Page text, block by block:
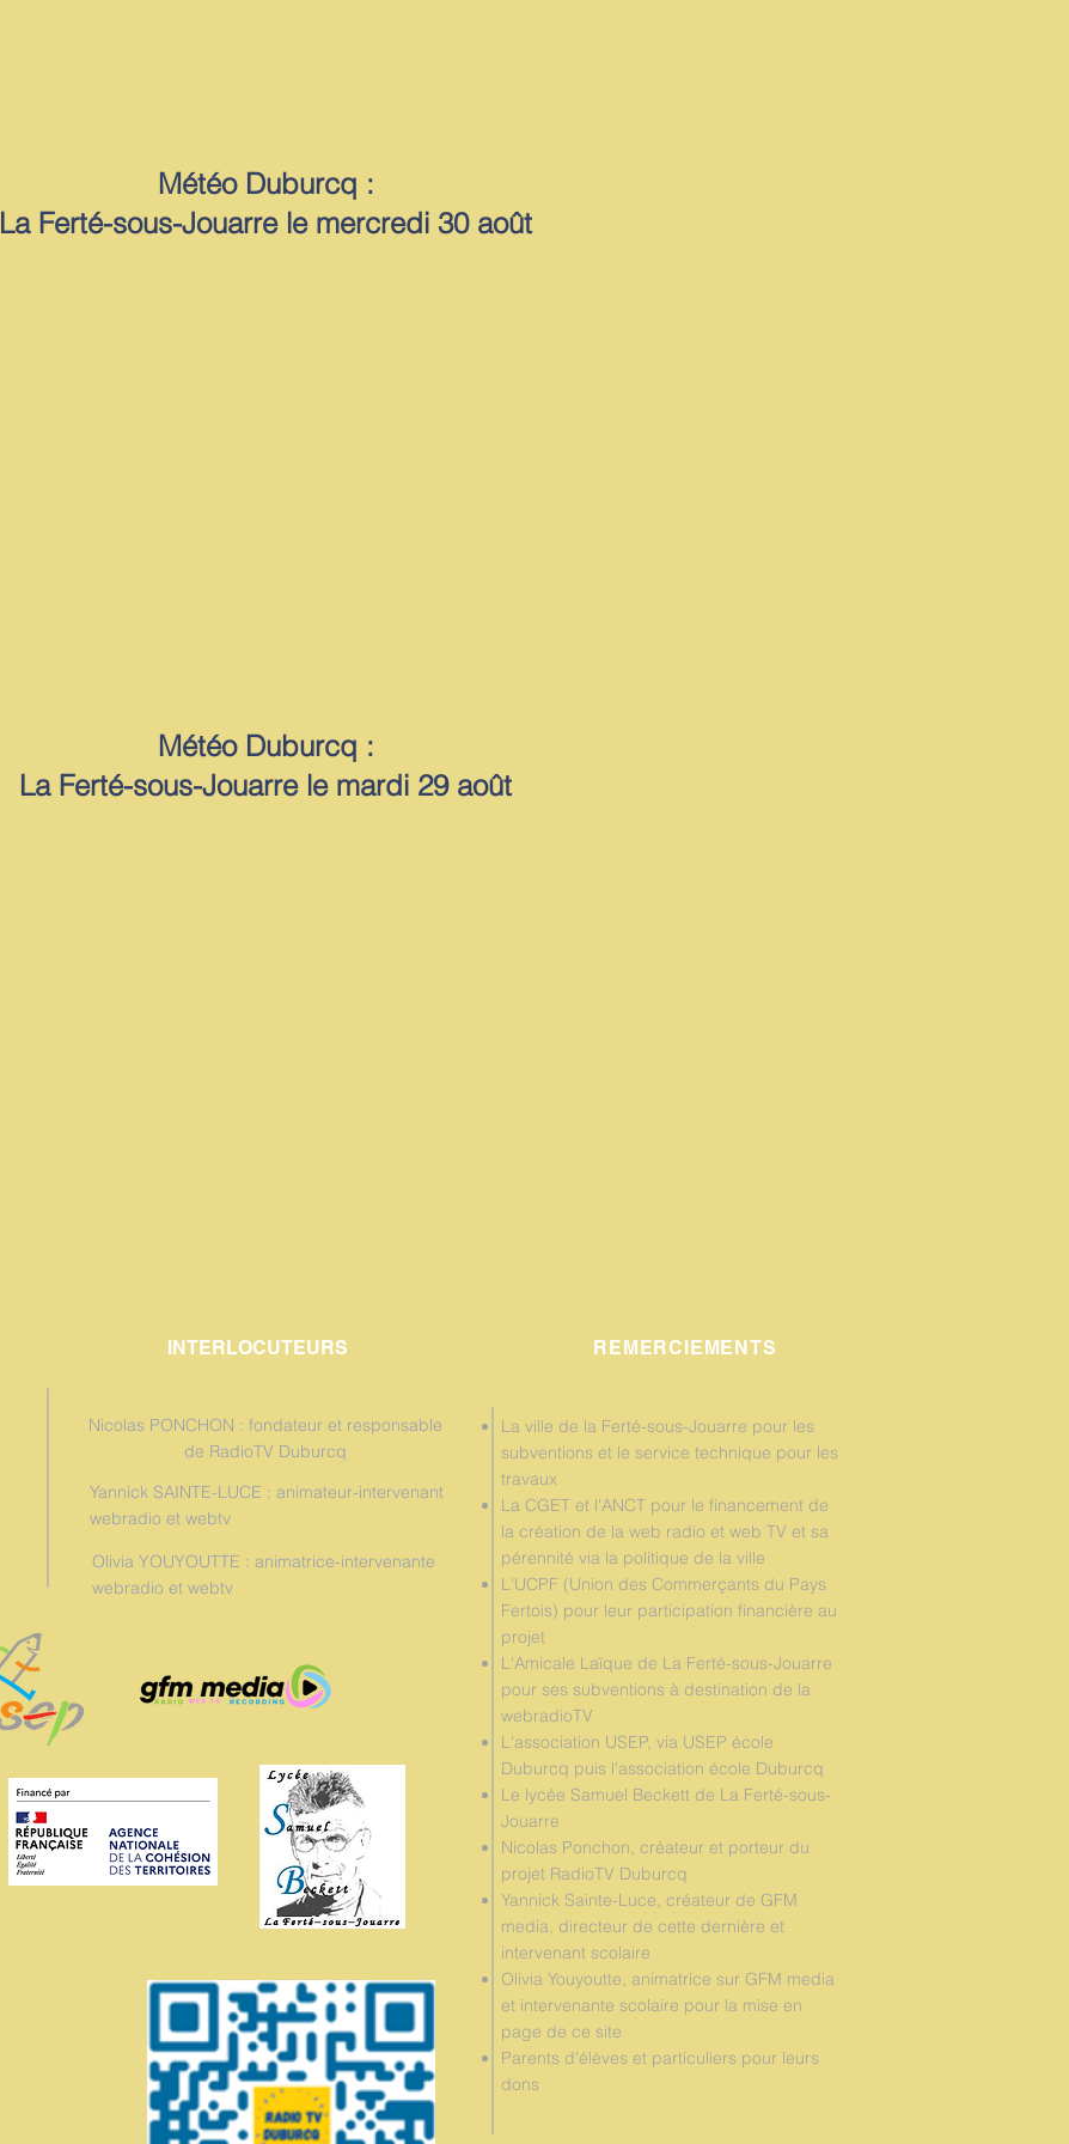
Météo Duburcq :
La Ferté-sous-Jouarre le mercredi 30 août
Météo Duburcq :
La Ferté-sous-Jouarre le mardi 29 août
INTERLOCUTEURS REMERCIEMENTS
Nicolas PONCHON : fondateur et responsable
de RadioTV Duburcq
Yannick SAINTE-LUCE : animateur-intervenant
webradio et webtv
Olivia YOUYOUTTE : animatrice-intervenante
webradio et webtv
La ville de la Ferté-sous-Jouarre pour les
subventions et le service technique pour les
travaux
La CGET et l'ANCT pour le financement de
la création de la web radio et web TV et sa
pérennité via la politique de la ville
L'UCPF (Union des Commerçants du Pays
Fertois) pour leur participation financière au
projet
L'Amicale Laïque de La Ferté-sous-Jouarre
pour ses subventions à destination de la
webradioTV
L'association USEP, via USEP école
Duburcq puis l'association école Duburcq
Le lycée Samuel Beckett de La Ferté-sous-
Jouarre
Nicolas Ponchon, créateur et porteur du
projet RadioTV Duburcq
Yannick Sainte-Luce, créateur de GFM
media, directeur de cette dernière et
intervenant scolaire
Olivia Youyoutte, animatrice sur GFM media
et intervenante scolaire pour la mise en
page de ce site
Parents d'élèves et particuliers pour leurs
dons